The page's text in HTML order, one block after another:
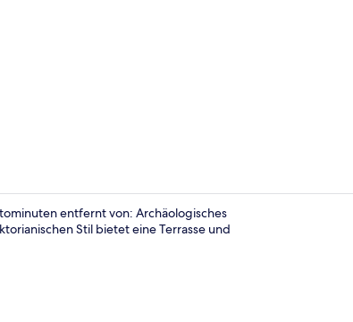
entfernt von: Archäologisches
Stil bietet eine Terrasse und